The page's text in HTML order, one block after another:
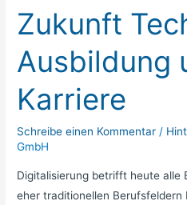
Zukunft
Ausbildung
Karriere
Schreibe einen Kommentar /
GmbH
Digitalisierung betrifft heute alle
eher traditionellen